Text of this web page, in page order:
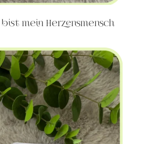
bist mein Herzensmensch